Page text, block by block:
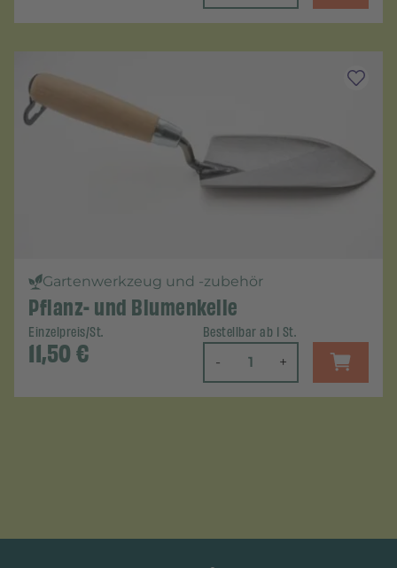
Gartenwerkzeug und -zubehör
Pflanz- und Blumenkelle
Einzelpreis/St.
11,50€
Bestellbar ab 1 St.
- +